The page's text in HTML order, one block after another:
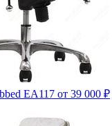
EA117 от 39 000 ₽